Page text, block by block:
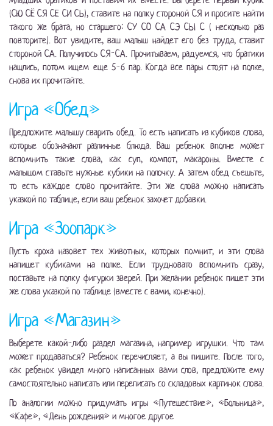
(СЮ СЁ СЯ СЕ СИ СЬ), ставите на полку стороной СЯ и просите найти
такого же брата, но старшего: СУ СО СА СЭ СЫ С ( несколько раз
повторите). Вот увидите, ваш малыш найдет его без труда, ставит
стороной СА. Получилось СЯ-СА. Прочитываем, радуемся, что братики
нашлись, потом ищем еще 5-6 пар. Когда все пары стоят на полке,
снова их прочитайте.
Игра «Обед»
Предложите малышу сварить обед. То есть написать из кубиков слова,
которые обозначают различные блюда. Ваш ребенок вполне может
вспомнить такие слова, как суп, компот, макароны. Вместе с
малышом ставьте нужные кубики на полочку. А затем обед съешьте,
то есть каждое слово прочитайте. Эти же слова можно написать
указкой по таблице, если ваш ребенок захочет добавки.
Игра «Зоопарк»
Пусть кроха назовет тех животных, которых помнит, и эти слова
напишет кубиками на полке. Если трудновато вспомнить сразу,
поставьте на полку фигурки зверей. При желании ребенок пишет эти
же слова указкой по таблице (вместе с вами, конечно).
Игра «Магазин»
Выберете какой-либо раздел магазина, например игрушки. Что там
может продаваться? Ребенок перечисляет, а вы пишите. После того,
как ребенок увидел много написанных вами слов, предложите ему
самостоятельно написать или переписать со складовых картинок слова.
По аналогии можно придумать игры «Путешествие», «Больница»,
«Кафе», «День рождения» и многое другое